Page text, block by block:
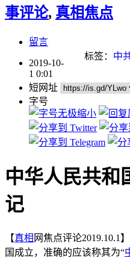
事评论, 真相焦点
留言
标签： 中
2019-10-
1 0:01
短网址
字号
中华人民共和
记
【真相 网焦点评论2019.10.1
国成立，准确的应该称其为“